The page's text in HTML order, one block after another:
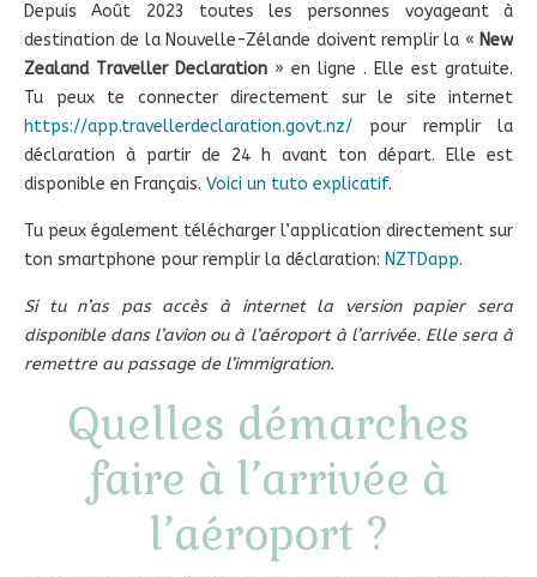
Depuis Août 2023 toutes les personnes voyageant à
destination de la Nouvelle-Zélande doivent remplir la « New
Zealand Traveller Declaration » en ligne . Elle est gratuite.
Tu peux te connecter directement sur le site internet
https://app.travellerdeclaration.govt.nz/
pour remplir la
déclaration à partir de 24 h avant ton départ. Elle est
disponible en Français. Voici un tuto explicatif.
Tu peux également télécharger l’application directement sur
ton smartphone pour remplir la déclaration: NZTDapp.
Si tu n’as pas accès à internet la version papier sera
disponible dans l’avion ou à l’aéroport à l’arrivée. Elle sera à
remettre au passage de l’immigration.
Quelles démarches
faire à l’arrivée à
l’aéroport ?